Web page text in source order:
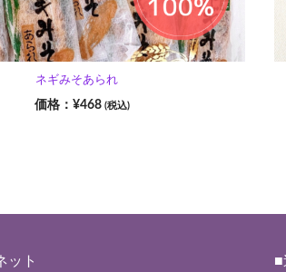
ネギみそあられ
¥468 (税込)
ット ■